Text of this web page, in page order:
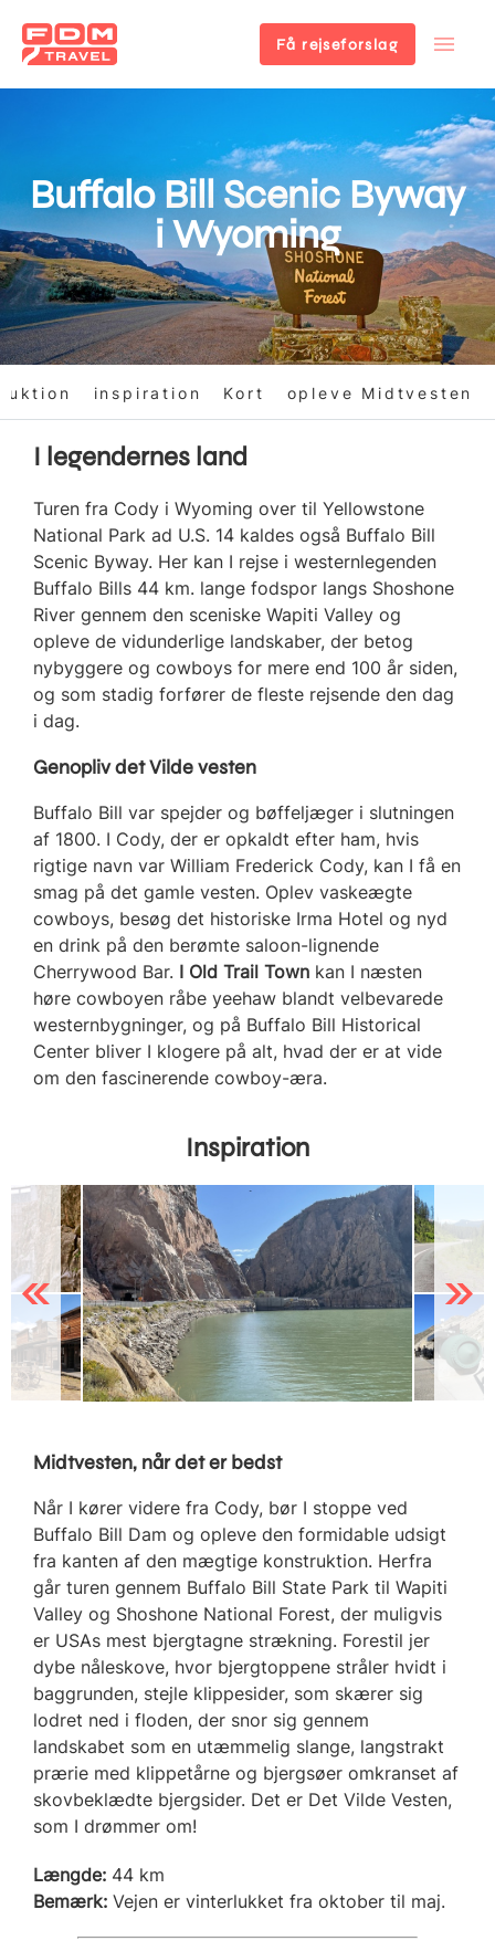
Få rejseforslag
Buffalo Bill Scenic Byway
i Wyoming
inspiration Kort opleve Midtvesten
I legendernes land
Turen fra Cody i Wyoming over til Yellowstone
National Park ad U.S. 14 kaldes også Buffalo Bill
Scenic Byway. Her kan I rejse i westernlegenden
Buffalo Bills 44 km. lange fodspor langs Shoshone
River gennem den sceniske Wapiti Valley og
opleve de vidunderlige landskaber, der betog
nybyggere og cowboys for mere end 100 år siden,
og som stadig forfører de fleste rejsende den dag
i dag.
Genopliv det Vilde vesten
Buffalo Bill var spejder og bøffeljæger i slutningen
af 1800. I Cody, der er opkaldt efter ham, hvis
rigtige navn var William Frederick Cody, kan I få en
smag på det gamle vesten. Oplev vaskeægte
cowboys, besøg det historiske Irma Hotel og nyd
en drink på den berømte saloon-lignende
Cherrywood Bar. I Old Trail Town kan I næsten
høre cowboyen råbe yeehaw blandt velbevarede
westernbygninger, og på Buffalo Bill Historical
Center bliver I klogere på alt, hvad der er at vide
om den fascinerende cowboy-æra.
Inspiration
Previous Next
Midtvesten, når det er bedst
Når I kører videre fra Cody, bør I stoppe ved
Buffalo Bill Dam og opleve den formidable udsigt
fra kanten af den mægtige konstruktion. Herfra
går turen gennem Buffalo Bill State Park til Wapiti
Valley og Shoshone National Forest, der muligvis
er USAs mest bjergtagne strækning. Forestil jer
dybe nåleskove, hvor bjergtoppene stråler hvidt i
baggrunden, stejle klippesider, som skærer sig
lodret ned i floden, der snor sig gennem
landskabet som en utæmmelig slange, langstrakt
prærie med klippetårne og bjergsøer omkranset af
skovbeklædte bjergsider. Det er Det Vilde Vesten,
som I drømmer om!
Længde: 44 km
Bemærk: Vejen er vinterlukket fra oktober til maj.